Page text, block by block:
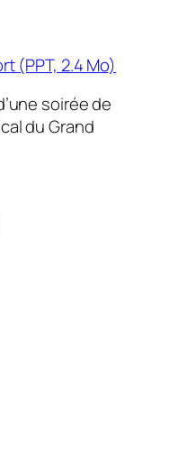
(PPT, 2.4 Mo)
soirée de
du Grand